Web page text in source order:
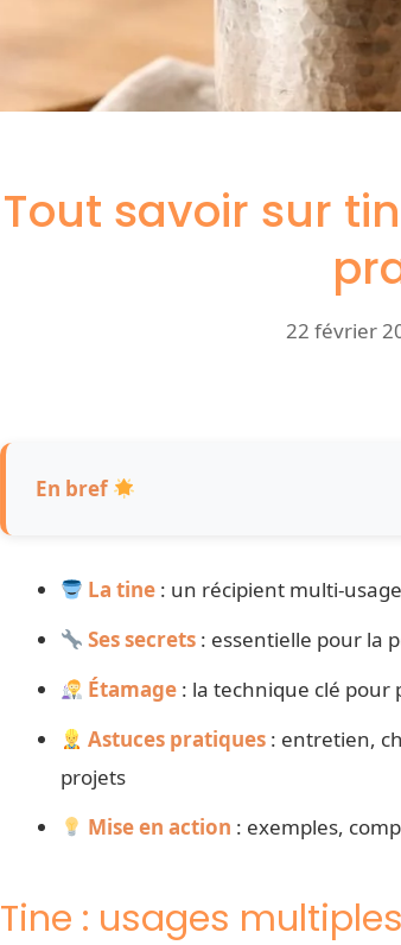
Tout savoir sur
22 février
En bref
La tine : un récipient multi-
Ses secrets : essentielle pour la
Étamage : la technique clé
Astuces pratiques : entretien,
projets
Mise en action : exemples,
Tine : usages